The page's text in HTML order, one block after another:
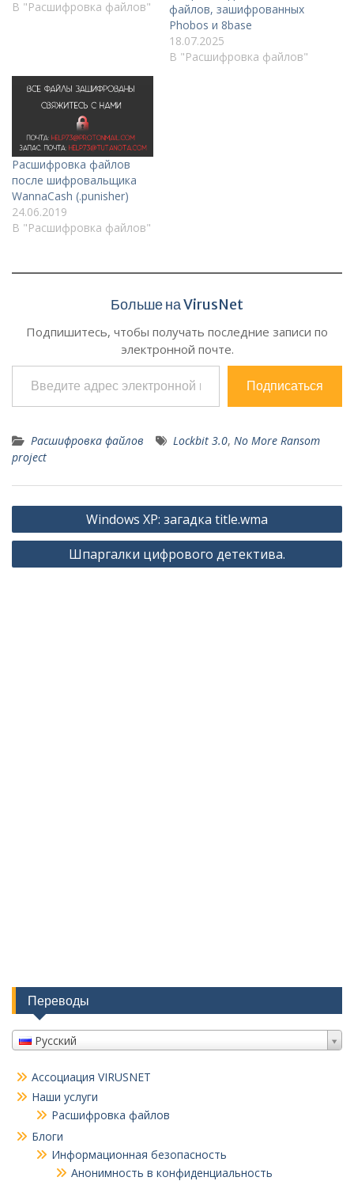
В "Расшифровка файлов"
файлов, зашифрованных
Phobos и 8base
18.07.2025
В "Расшифровка файлов"
Расшифровка файлов
после шифровальщика
WannaCash (.punisher)
24.06.2019
В "Расшифровка файлов"
Больше на VirusNet
Подпишитесь, чтобы получать последние записи по
электронной почте.
Введите адрес электронной почты…
Подписаться
Расшифровка файлов Lockbit 3.0, No More Ransom
project
Навигация
по
записям
Windows XP: загадка title.wma
Шпаргалки цифрового детектива.
Переводы
Русский
Ассоциация VIRUSNET
Наши услуги
Расшифровка файлов
Блоги
Информационная безопасность
Анонимность в конфиденциальность